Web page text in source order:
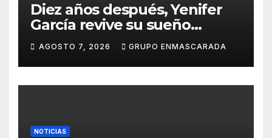
Diez años después, Yenifer
García revive su sueño
carnavalero en el vídeo de
presentación de San Juan de
la Rambla para el Grand Prix
AGOSTO 7, 2026 GRUPO ENMASCARADA
NOTICIAS